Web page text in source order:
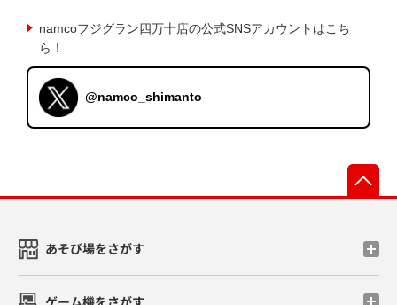
namcoフジグラン四万十店の公式SNSアカウントはこち
ら！
@namco_shimanto
あそび場をさがす
ゲーム機をさがす